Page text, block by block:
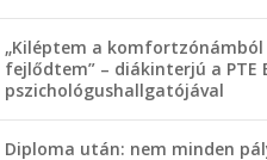
„Kiléptem a komfortzónámból
fejlődtem” – diákinterjú a PTE
pszichológushallgatójával
Diploma után: nem minden